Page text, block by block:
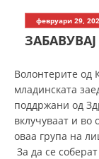
февруари 29,
Волонтерите од
младинската
поддржани од
вклучуваат и
оваа група на
За да се